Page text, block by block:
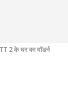
2 के घर का मॉडर्न